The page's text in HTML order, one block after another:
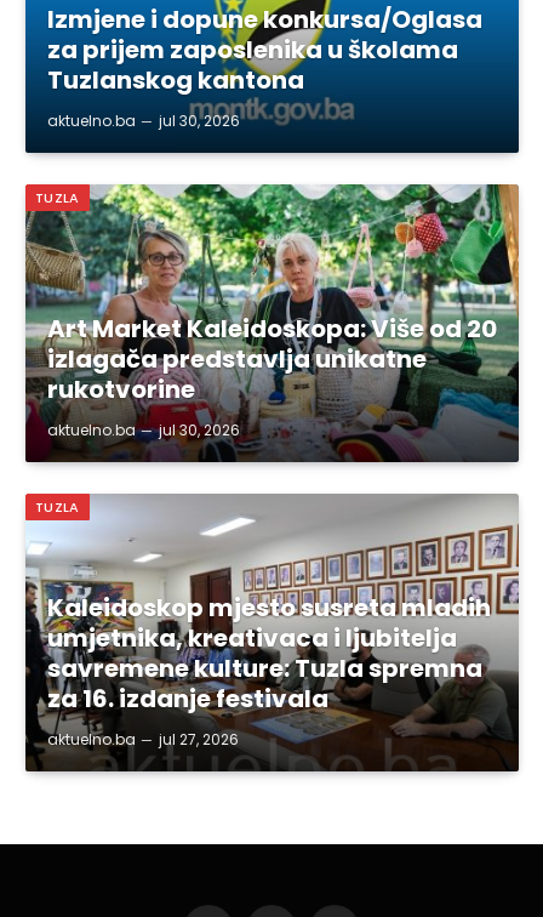
Izmjene i dopune konkursa/Oglasa
za prijem zaposlenika u školama
Tuzlanskog kantona
aktuelno.ba jul 30, 2026
TUZLA
Art Market Kaleidoskopa: Više od 20
izlagača predstavlja unikatne
rukotvorine
aktuelno.ba jul 30, 2026
TUZLA
Kaleidoskop mjesto susreta mladih
umjetnika, kreativaca i ljubitelja
savremene kulture: Tuzla spremna
za 16. izdanje festivala
aktuelno.ba jul 27, 2026